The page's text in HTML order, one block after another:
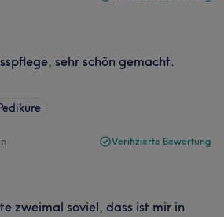
sehr schön gemacht.
Verifizierte Bewertung
zweimal soviel, dass ist mir in